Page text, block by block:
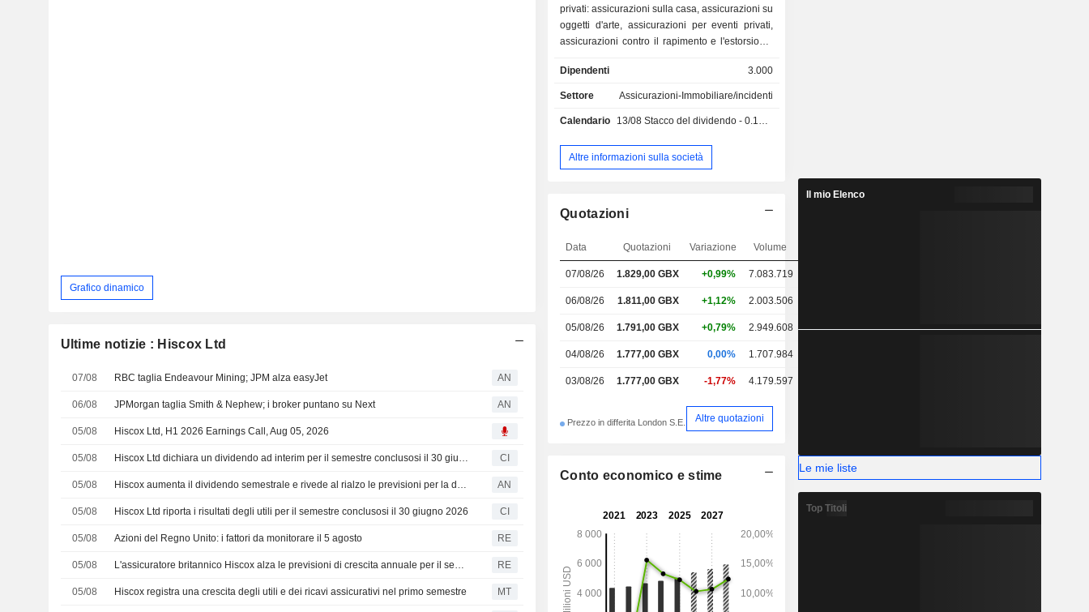
Grafico dinamico
Ultime notizie : Hiscox Ltd
07/08 RBC taglia Endeavour Mining; JPM alza easyJet AN
06/08 JPMorgan taglia Smith & Nephew; i broker puntano su Next AN
05/08 Hiscox Ltd, H1 2026 Earnings Call, Aug 05, 2026
05/08 Hiscox Ltd dichiara un dividendo ad interim per il semestre conclusosi il 30 giugno 2026, in pagamento il 21 settembre 2026 CI
05/08 Hiscox aumenta il dividendo semestrale e rivede al rialzo le previsioni per la divisione Retail AN
05/08 Hiscox Ltd riporta i risultati degli utili per il semestre conclusosi il 30 giugno 2026 CI
05/08 Azioni del Regno Unito: i fattori da monitorare il 5 agosto RE
05/08 L'assicuratore britannico Hiscox alza le previsioni di crescita annuale per il segmento retail RE
05/08 Hiscox registra una crescita degli utili e dei ricavi assicurativi nel primo semestre MT
privati: assicurazioni sulla casa, assicurazioni su
oggetti d'arte, assicurazioni per eventi privati,
assicurazioni contro il rapimento e l'estorsione,
infortuni, ecc.; - professionisti: assicurazione di
responsabilità civile professionale,
dirigenti, assicurazioni marittime e aeronautiche,
contro i rischi speciali, assicurazioni relative ai
rapporti di lavoro, assicurazioni per i
terrorismo, riassicurazioni aeronautiche e
Alla fine del 2025, i prodotti e i servizi sono
commercializzati attraverso una rete di 31 uffici
geograficamente come segue: Regno Unito
(13,1%).
Dipendenti 3.000
Settore Assicurazioni-Immobiliare/incidenti
Calendario 13/08 Stacco del dividendo - 0.168 GBX
Altre informazioni sulla società
Quotazioni
Data Quotazioni Variazione Volume
07/08/26 1.829,00 GBX +0,99% 7.083.719
06/08/26 1.811,00 GBX +1,12% 2.003.506
05/08/26 1.791,00 GBX +0,79% 2.949.608
04/08/26 1.777,00 GBX 0,00% 1.707.984
03/08/26 1.777,00 GBX -1,77% 4.179.597
Prezzo in differita London S.E. Altre quotazioni
Conto economico e stime
Il mio Elenco
Le mie liste
Top Titoli